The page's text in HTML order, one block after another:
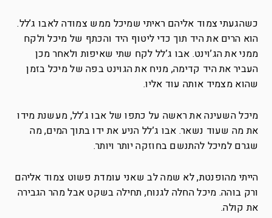
כשהגעתי צמוד אליהם ראיתי שמיכל ממש צמודה לאבו ג’לל.
הוא הרים את היד תוך כדי ליטוף היד והכתף של מיכל ולקח
ממני את הג’וינט. אבו ג’לל לקח שתי שאיפות ולאחר מכן
העביר את היד קדימה, מניח את הגוינט בפה של מיכל בזמן
שהוא מצמיד אותה עוד אליו.
מיכל השעינה את ראשה על כתפו של אבו ג’לל, מעשנת מידו
את מה שעוד נשאר. אבו ג’לל הניע את ידו בתוך המים, מה
שגרם למיכל להתנשם בחוזקה יותר ויותר.
הייתי מהופנטת, לא שמה לב שאני עומדת פשוט צמוד אליהם
ורק בוהה. מיכל החלה לגנוח, תחילה בשקט אבל מהר הגבירה
את קולה.